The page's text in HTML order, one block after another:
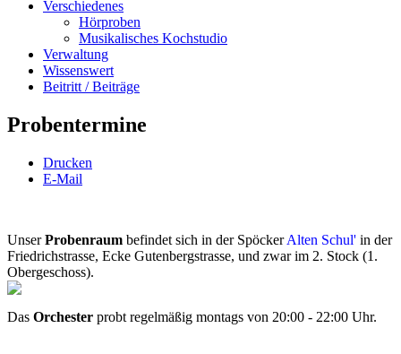
Verschiedenes
Hörproben
Musikalisches Kochstudio
Verwaltung
Wissenswert
Beitritt / Beiträge
Probentermine
Drucken
E-Mail
UnserProbenraum befindet sich in der SpöckerAlten Schul' in der
Friedrichstrasse, Ecke Gutenbergstrasse, und zwar im 2. Stock (1.
Obergeschoss).
Das Orchester probt regelmäßig montags von 20:00 - 22:00 Uhr.